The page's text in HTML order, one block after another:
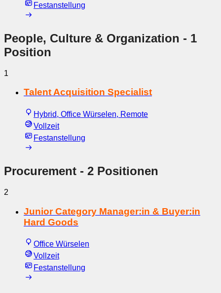
Festanstellung
People, Culture & Organization - 1
Position
1
Talent Acquisition Specialist
Hybrid, Office Würselen, Remote
Vollzeit
Festanstellung
Procurement - 2 Positionen
2
Junior Category Manager:in & Buyer:in
Hard Goods
Office Würselen
Vollzeit
Festanstellung